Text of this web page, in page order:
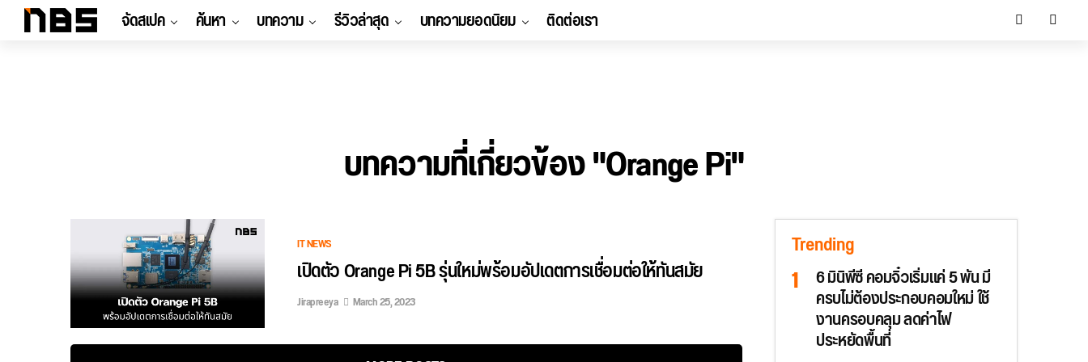
จัดสเปค ค้นหา บทความ รีวิวล่าสุด บทความยอดนิยม ติดต่อเรา
บทความที่เกี่ยวข้อง "Orange Pi"
IT NEWS
เปิดตัว Orange Pi 5B รุ่นใหม่พร้อมอัปเดตการเชื่อมต่อให้ทันสมัย
Jirapreeya March 25, 2023
Trending
6 มินิพีซี คอมจิ๋วเริ่มแค่ 5 พัน มี
ครบไม่ต้องประกอบคอมใหม่ ใช้
งานครอบคลุม ลดค่าไฟ
ประหยัดพื้นที่